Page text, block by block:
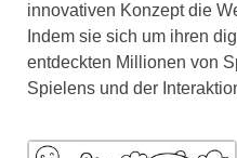
innovativen Konzept die
Indem sie sich um ihren
entdeckten Millionen von
Spielens und der